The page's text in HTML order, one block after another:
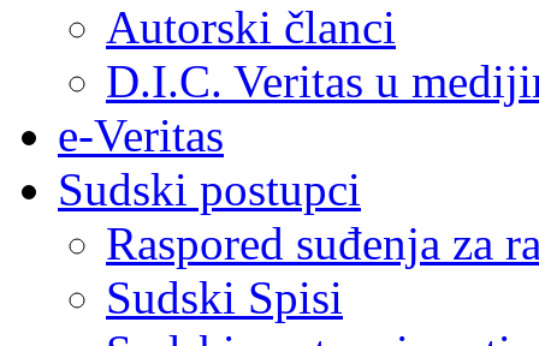
Autorski članci
D.I.C. Veritas u
e-Veritas
Sudski postupci
Raspored suđenja za
Sudski Spisi